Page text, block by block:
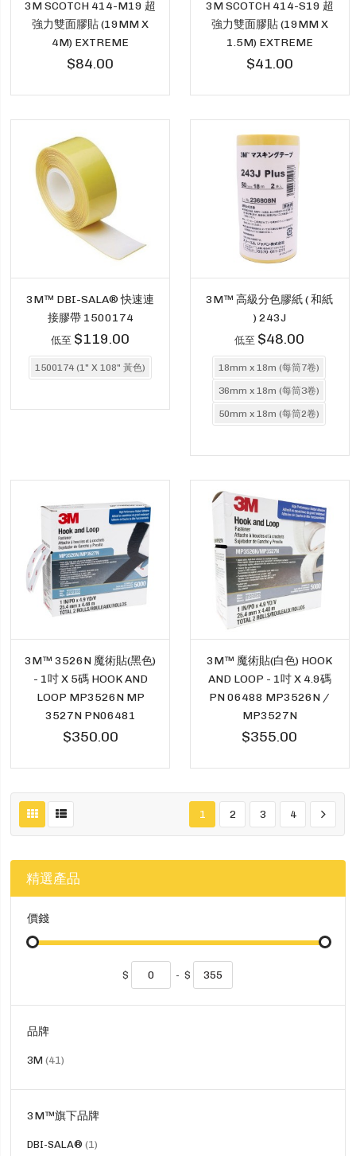
3M SCOTCH 414-M19 超
強力雙面膠貼 (19MM X
4M) EXTREME
$84.00
3M SCOTCH 414-S19 超
強力雙面膠貼 (19MM X
1.5M) EXTREME
$41.00
3M™ DBI-SALA® 快速連
接膠帶 1500174
低至 $119.00
1500174 (1" X 108" 黃色)
3M™ 高級分色膠紙 ( 和紙
) 243J
低至 $48.00
18mm x 18m (每筒7卷)
36mm x 18m (每筒3卷)
50mm x 18m (每筒2卷)
3M™ 3526N 魔術貼(黑色)
- 1吋 X 5碼 HOOK AND
LOOP MP3526N MP
3527N PN06481
$350.00
3M™ 魔術貼(白色) HOOK
AND LOOP - 1吋 X 4.9碼
PN 06488 MP3526N /
MP3527N
$355.00
1 2 3 4
精選產品
價錢
$ - $
品牌
3M 41貨
3M™旗下品牌
DBI-SALA® 1貨